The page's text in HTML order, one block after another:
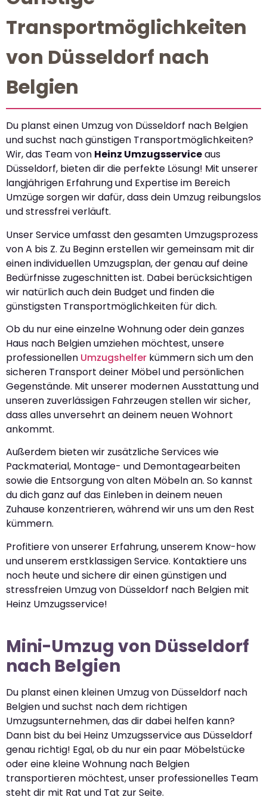
Transportmöglichkeiten
von Düsseldorf nach
Belgien
Du planst einen Umzug von Düsseldorf nach Belgien
und suchst nach günstigen Transportmöglichkeiten?
Wir, das Team von Heinz Umzugsserviceaus
Düsseldorf, bieten dir die perfekte Lösung! Mit unserer
langjährigen Erfahrung und Expertise im Bereich
Umzüge sorgen wir dafür, dass dein Umzug reibungslos
und stressfrei verläuft.
Unser Service umfasst den gesamten Umzugsprozess
von A bis Z. Zu Beginn erstellen wir gemeinsam mit dir
einen individuellen Umzugsplan, der genau auf deine
Bedürfnisse zugeschnitten ist. Dabei berücksichtigen
wir natürlich auch dein Budget und finden die
günstigsten Transportmöglichkeiten für dich.
Ob du nur eine einzelne Wohnung oder dein ganzes
Haus nach Belgien umziehen möchtest, unsere
professionellen Umzugshelfer kümmern sich um den
sicheren Transport deiner Möbel und persönlichen
Gegenstände. Mit unserer modernen Ausstattung und
unseren zuverlässigen Fahrzeugen stellen wir sicher,
dass alles unversehrt an deinem neuen Wohnort
ankommt.
Außerdem bieten wir zusätzliche Services wie
Packmaterial, Montage- und Demontagearbeiten
sowie die Entsorgung von alten Möbeln an. So kannst
du dich ganz auf das Einleben in deinem neuen
Zuhause konzentrieren, während wir uns um den Rest
kümmern.
Profitiere von unserer Erfahrung, unserem Know-how
und unserem erstklassigen Service. Kontaktiere uns
noch heute und sichere dir einen günstigen und
stressfreien Umzug von Düsseldorf nach Belgien mit
Heinz Umzugsservice!
Mini-Umzug von Düsseldorf
nach Belgien
Du planst einen kleinen Umzug von Düsseldorf nach
Belgien und suchst nach dem richtigen
Umzugsunternehmen, das dir dabei helfen kann?
Dann bist du bei Heinz Umzugsservice aus Düsseldorf
genau richtig! Egal, ob du nur ein paar Möbelstücke
oder eine kleine Wohnung nach Belgien
transportieren möchtest, unser professionelles Team
steht dir mit Rat und Tat zur Seite.